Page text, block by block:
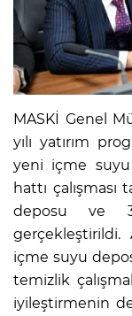
MASKİ Genel
yılı yatırım
yeni içme
hattı
deposu ve
gerçekleştirildi.
içme suyu
temizlik
iyileştirmenin